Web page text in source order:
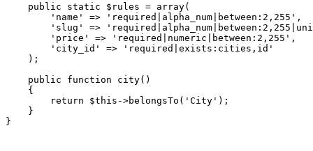
    public static $rules = array(
        'name' => 'required|alpha_num|between:2,255',
'slug' =>
        'price' => 'required|numeric|between:2,255',
        'city_id' => 'required|exists:cities,id'
    );
    public function city()
    {
        return $this->belongsTo('City');
    }